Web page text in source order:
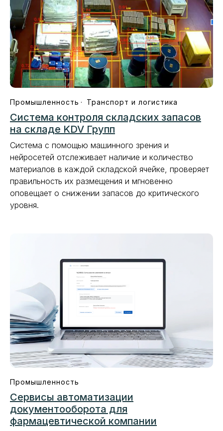
Промышленность Транспорт и логистика
Система контроля складских запасов
на складе KDV Групп
Система с помощью машинного зрения и
нейросетей отслеживает наличие и количество
материалов в каждой складской ячейке, проверяет
правильность их размещения и мгновенно
оповещает о снижении запасов до критического
уровня.
Промышленность
Сервисы автоматизации
документооборота для
фармацевтической компании